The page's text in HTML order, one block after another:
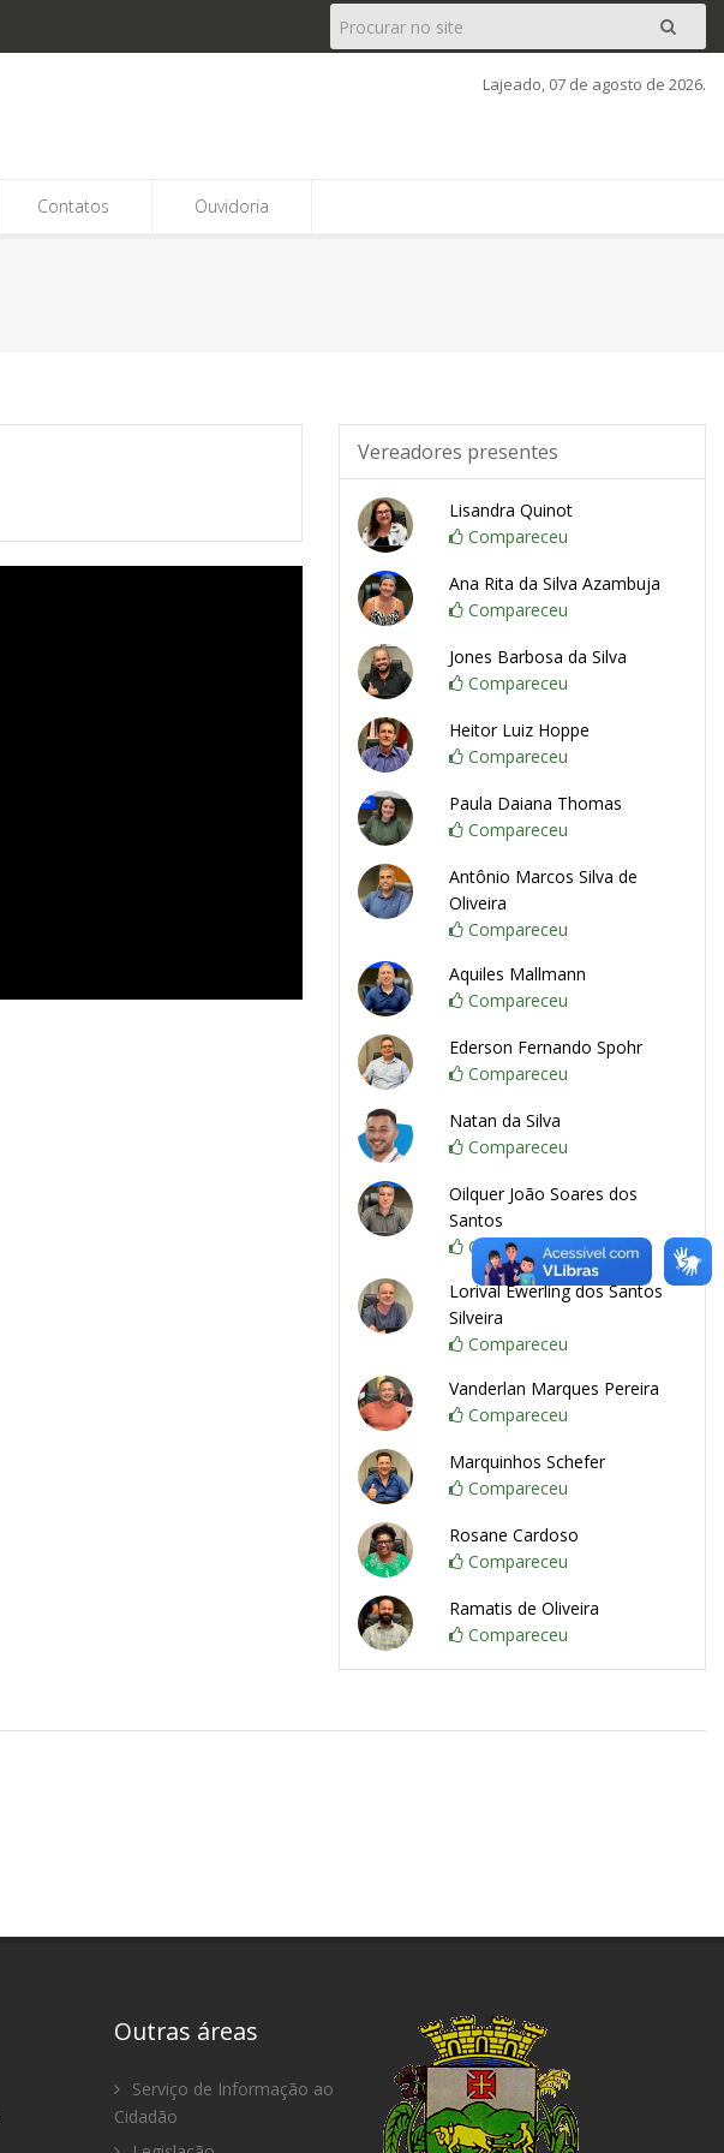
Pesquisar
Lajeado, 07 de agosto de 2026.
Contatos Ouvidoria
Vereadores presentes
Lisandra Quinot
Compareceu
Ana Rita da Silva Azambuja
Compareceu
Jones Barbosa da Silva
Compareceu
Heitor Luiz Hoppe
Compareceu
Paula Daiana Thomas
Compareceu
Antônio Marcos Silva de
Oliveira
Compareceu
Aquiles Mallmann
Compareceu
Ederson Fernando Spohr
Compareceu
Natan da Silva
Compareceu
Oilquer João Soares dos
Santos
Compareceu
Lorival Ewerling dos Santos
Silveira
Compareceu
Vanderlan Marques Pereira
Compareceu
Marquinhos Schefer
Compareceu
Rosane Cardoso
Compareceu
Ramatis de Oliveira
Compareceu
Outras áreas
Serviço de Informação ao
Cidadão